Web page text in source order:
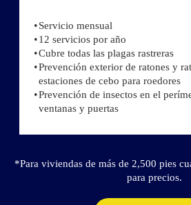
Servicio mensual
12 servicios por año
Cubre todas las plagas rastreras
Prevención exterior de ratones y
estaciones de cebo para roedores
Prevención de insectos en el
ventanas y puertas
*Para viviendas de más de 2,500 pies
para precios.